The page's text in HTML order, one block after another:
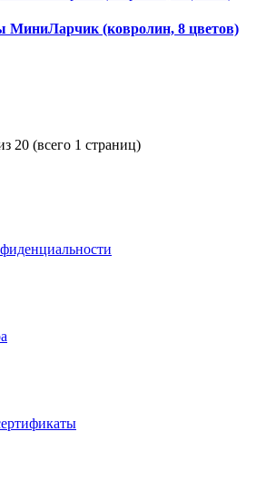
МиниЛарчик (ковролин, 8 цветов)
20 (всего 1 страниц)